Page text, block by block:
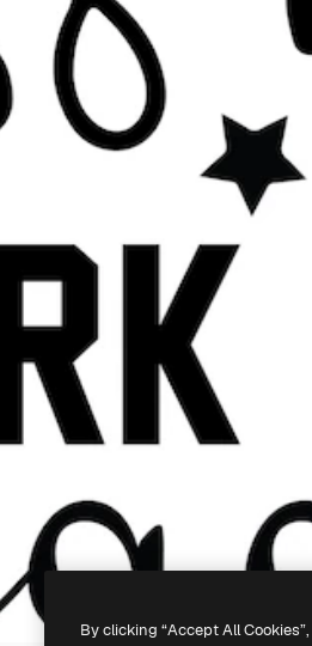
By clicking “Accept All